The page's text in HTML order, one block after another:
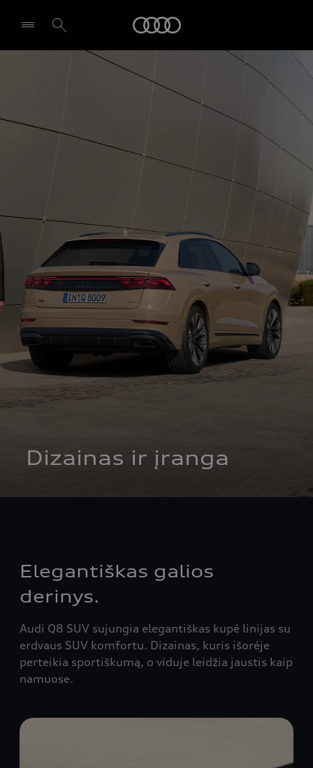
Dizainas ir įranga
Dizainas ir įranga
Elegantiškas galios
derinys.
Audi Q8 SUV sujungia elegantiškas kupė linijas su
erdvaus SUV komfortu. Dizainas, kuris išorėje
perteikia sportiškumą, o viduje leidžia jaustis kaip
namuose.